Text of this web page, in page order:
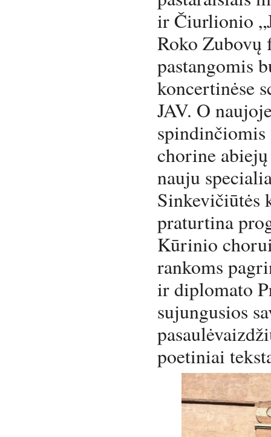
ir Čiurlionio
Roko
pastangomis
koncertinėse
JAV. O
spindinčiomis
chorine
nauju
Sinkevičiūtės
praturtina
Kūrinio
rankoms
ir diplomato
sujungusios
poetiniai